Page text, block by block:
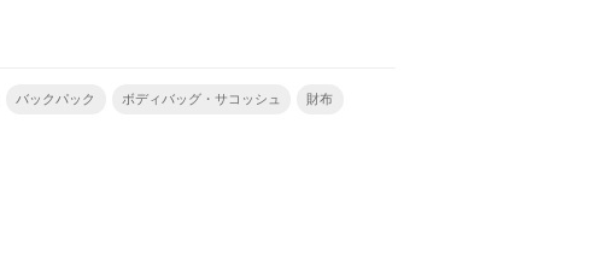
バックパック ボディバッグ・サコッシュ 財布